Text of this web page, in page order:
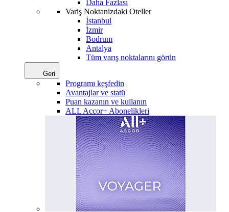
Daha Fazlası
Variş Noktanizdaki Oteller
İstanbul
İzmir
Bodrum
Antalya
Tüm varış noktalarını görün
Geri
Programı keşfedin
Avantajlar ve statü
Puan kazanın ve kullanın
ALL Accor+ Abonelikleri